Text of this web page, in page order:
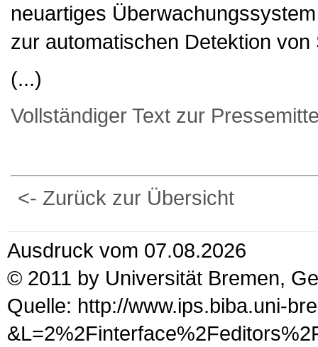
neuartiges
zur automatischen Detektion
(...)
Vollständiger Text zur
<- Zurück zur Übersicht
Ausdruck vom 07.08.2026
© 2011 by Universität Bremen,
Quelle: http://www.ips.biba.uni-